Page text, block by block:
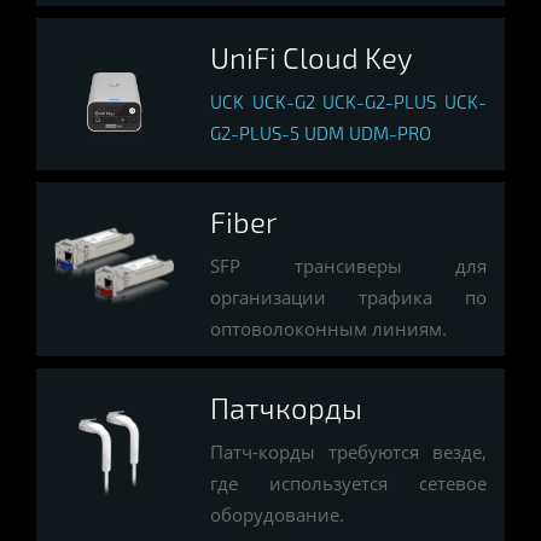
UniFi Cloud Key
UCK UCK-G2 UCK-G2-PLUS UCK-
G2-PLUS-5 UDM UDM-PRO
Fiber
SFP трансиверы для
организации трафика по
оптоволоконным линиям.
Патчкорды
Патч-корды требуются везде,
где используется сетевое
оборудование.